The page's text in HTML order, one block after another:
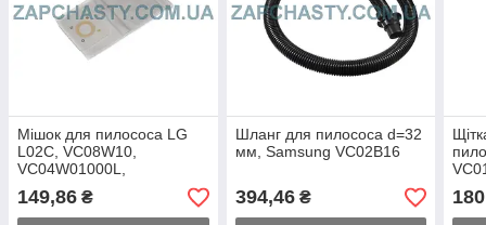
Мішок для пилососа LG
L02C, VC08W10,
VC04W01000L,
багаторазовий, 97/92*85
мм
149,86 ₴
Шланг для пилососа d=32
мм, Samsung VC02B16
394,46₴